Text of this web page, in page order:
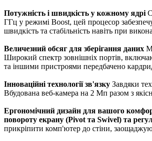
Потужність і швидкість у кожному ядрі
ГГц у режимі Boost, цей процесор
швидкість та стабільність навіть при
Величезний обсяг для зберігання даних
Широкий спектр зовнішніх портів,
та іншими пристроями передбачено
Інноваційні технології зв'язку Завдяки
Вбудована веб-камера на 2 Мп разом з
Ергономічний дизайн для вашого
повороту екрану (Pivot та Swivel) та
прикріпити комп'ютер до стіни,